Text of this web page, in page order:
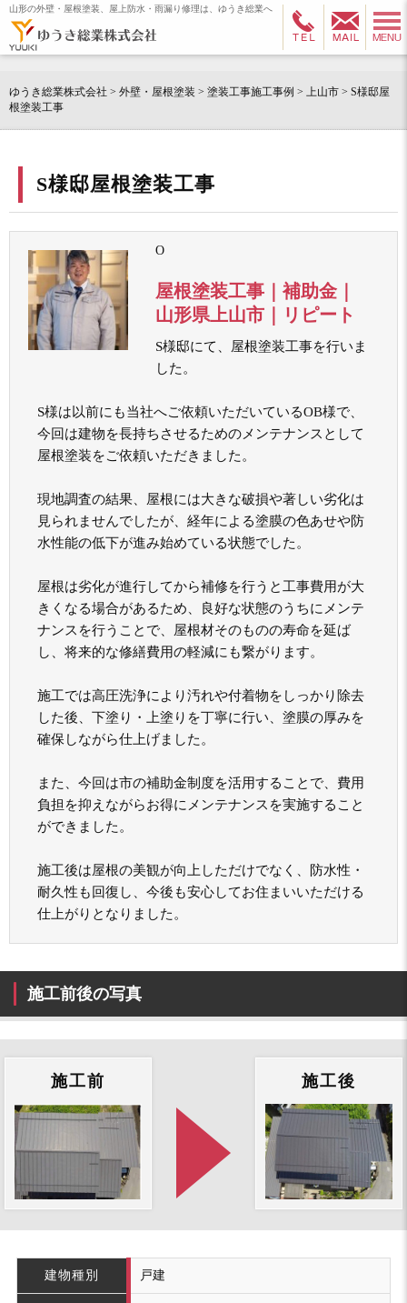
山形の外壁・屋根塗装、屋上防水・雨漏り修理は、ゆうき総業へ
ゆうき総業株式会社 > 外壁・屋根塗装 > 塗装工事施工事例 > 上山市 > S様邸屋
根塗装工事
S様邸屋根塗装工事
O
屋根塗装工事｜補助金｜
山形県上山市｜リピート
S様邸にて、屋根塗装工事を行いま
した。
S様は以前にも当社へご依頼いただいているOB様で、
今回は建物を長持ちさせるためのメンテナンスとして
屋根塗装をご依頼いただきました。
現地調査の結果、屋根には大きな破損や著しい劣化は
見られませんでしたが、経年による塗膜の色あせや防
水性能の低下が進み始めている状態でした。
屋根は劣化が進行してから補修を行うと工事費用が大
きくなる場合があるため、良好な状態のうちにメンテ
ナンスを行うことで、屋根材そのものの寿命を延ば
し、将来的な修繕費用の軽減にも繋がります。
施工では高圧洗浄により汚れや付着物をしっかり除去
した後、下塗り・上塗りを丁寧に行い、塗膜の厚みを
確保しながら仕上げました。
また、今回は市の補助金制度を活用することで、費用
負担を抑えながらお得にメンテナンスを実施すること
ができました。
施工後は屋根の美観が向上しただけでなく、防水性・
耐久性も回復し、今後も安心してお住まいいただける
仕上がりとなりました。
施工前後の写真
施工前 施工後
建物種別 戸建